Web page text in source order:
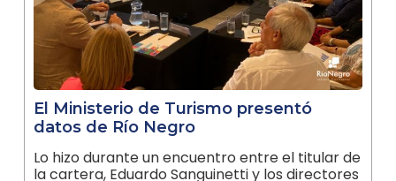
El Ministerio de Turismo presentó
datos de Río Negro
Lo hizo durante un encuentro entre el titular de
la cartera, Eduardo Sanguinetti y los directores